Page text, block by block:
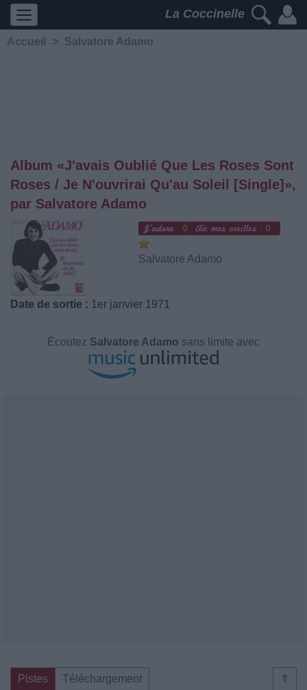
La Coccinelle
Accueil > Salvatore Adamo
Album «J'avais Oublié Que Les Roses Sont
Roses / Je N'ouvrirai Qu'au Soleil [Single]»,
par Salvatore Adamo
0 0
Salvatore Adamo
Date de sortie : 1er janvier 1971
Écoutez Salvatore Adamo sans limite avec
⇑
Pistes
Téléchargement